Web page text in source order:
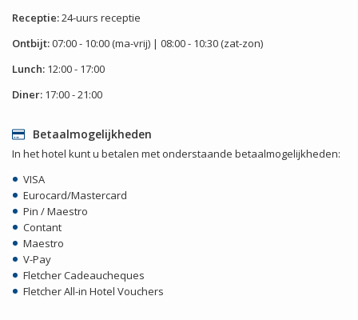
Receptie:24-uurs receptie
Ontbijt:07:00 - 10:00 (ma-vrij) | 08:00 - 10:30 (zat-zon)
Lunch: 12:00 - 17:00
Diner: 17:00 - 21:00
Betaalmogelijkheden
In het hotel kunt u betalen met onderstaande betaalmogelijkheden:
VISA
Eurocard/Mastercard
Pin / Maestro
Contant
Maestro
V-Pay
Fletcher Cadeaucheques
Fletcher All-in Hotel Vouchers